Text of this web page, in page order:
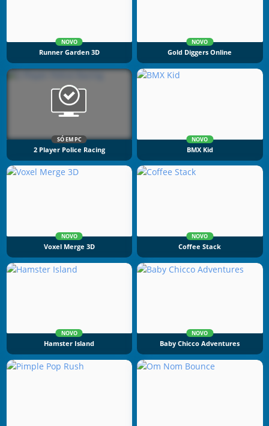
NOVO
Runner Garden 3D
NOVO
Gold Diggers Online
SÓ EM PC
2 Player Police Racing
NOVO
BMX Kid
NOVO
Voxel Merge 3D
NOVO
Coffee Stack
NOVO
Hamster Island
NOVO
Baby Chicco Adventures